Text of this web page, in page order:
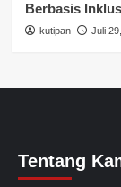
Berbasis
kutipan Juli
Tentang